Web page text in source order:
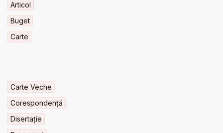
Articol
Buget
Carte
Carte Veche
Corespondență
Disertație